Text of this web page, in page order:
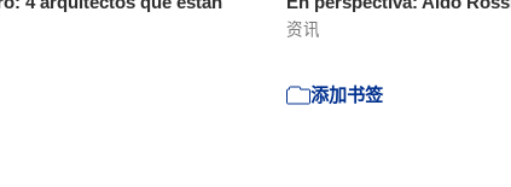
资讯
添加书签